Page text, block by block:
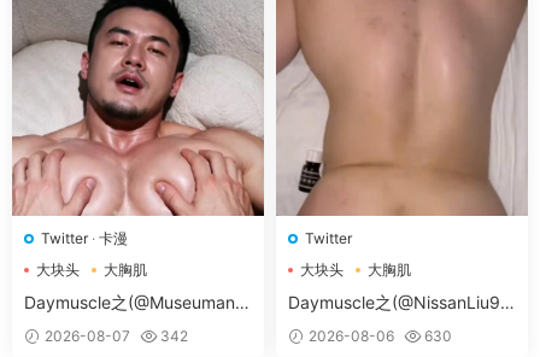
Twitter· 卡漫
大块头
大胸肌
大胸肌肉男
Daymuscle之(@Museumans-
@Museuman）
2026-08-07 342
Twitter
大块头
大胸肌
大胸肌肉男
Daymuscle之(@NissanLiu98
-@Nissan98）
2026-08-06 630